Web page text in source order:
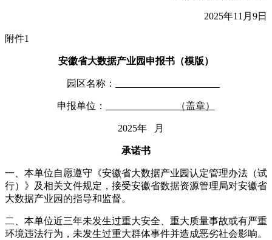
2025年11月9日
附件1
安徽省大数据产业园申报书（模版）
园区名称：
申报单位： （盖章）
2025年 月
承诺书
一、本单位自愿遵守《安徽省大数据产业园认定管理办法（试
行）》及相关文件规定，接受安徽省数据资源管理局对安徽省
大数据产业园的指导和监督。
二、本单位近三年未发生过重大安全、重大质量事故或有严重
环境违法行为，未发生过重大群体事件并造成恶劣社会影响。